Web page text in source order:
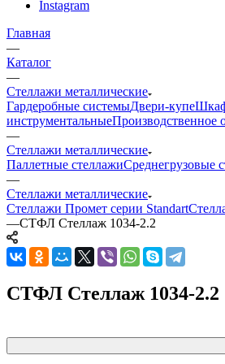
Instagram
Главная
—
Каталог
—
Стеллажи металлические
Гардеробные системыДвери-купе
инструментальныеПроизводственное
—
Стеллажи металлические
Паллетные стеллажиСреднегрузовые
—
Стеллажи металлические
Стеллажи Промет серии Standart
—СТФЛ Стеллаж 1034-2.2
СТФЛ Стеллаж 1034-2.2